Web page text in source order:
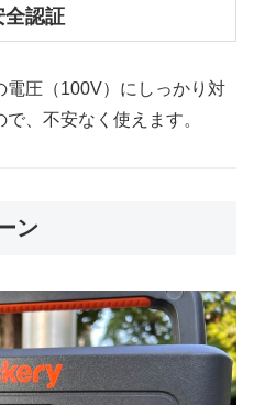
全認証
圧（100V）にしっかり対
、不安なく使えます。
ン